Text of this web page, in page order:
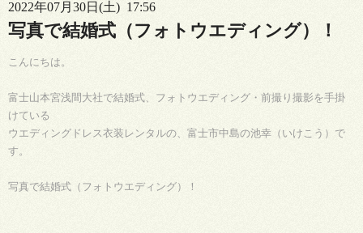
2022年07月30日(土) 17:56
写真で結婚式（フォトウエディング）！
こんにちは。
富士山本宮浅間大社で結婚式、フォトウエディング・前撮り撮影を手掛
けている
ウエディングドレス衣装レンタルの、富士市中島の池幸（いけこう）で
す。
写真で結婚式（フォトウエディング）！